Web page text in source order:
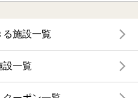
る施設一覧
設一覧